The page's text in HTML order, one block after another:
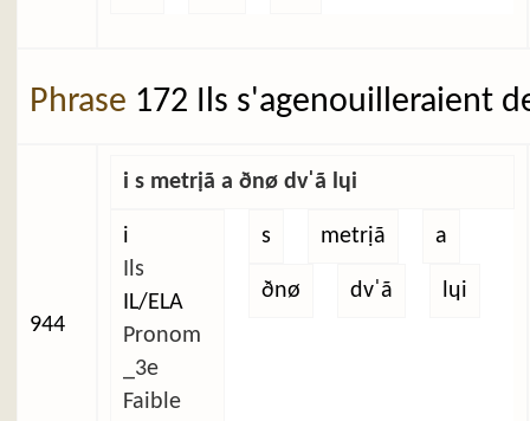
Phrase 172 Ils s'agenouilleraient
944
i s metrịã a ðnø dvˈã lɥi
i
Ils
IL/ELA
Pronom
_3e
Faible
s metrịã a
ðnø dvˈã lɥi